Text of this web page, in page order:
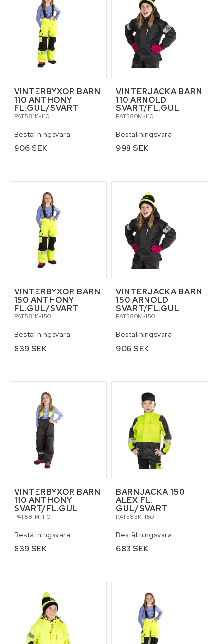
Pressning av hydraulslang
Kontaktformulär
Villkor & info
VINTERBYXOR BARN
110 ANTHONY
FL.GUL/SVART
PAT581K-110
Beställningsvara
906 SEK
VINTERJACKA BARN
110 ARNOLD
SVART/FL.GUL
PAT580M-110
Beställningsvara
998 SEK
VINTERBYXOR BARN
150 ANTHONY
FL.GUL/SVART
PAT581K-150
Beställningsvara
839 SEK
VINTERJACKA BARN
150 ARNOLD
SVART/FL.GUL
PAT580M-150
Beställningsvara
906 SEK
VINTERBYXOR BARN
110 ANTHONY
SVART/FL.GUL
PAT581M-110
Beställningsvara
839 SEK
BARNJACKA 150
ALEX FL.
GUL/SVART
PAT583K-150
Beställningsvara
683 SEK